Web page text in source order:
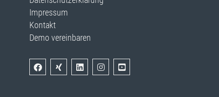
Impressum
Kontakt
Demo vereinbaren